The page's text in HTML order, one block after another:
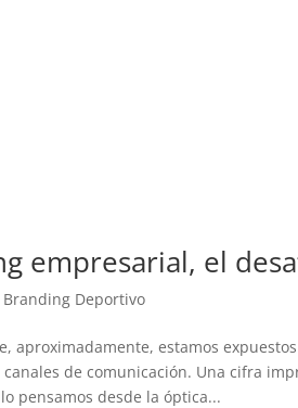
empresarial, el
Branding Deportivo
aproximadamente, estamos
de comunicación. Una cifra
pensamos desde la óptica...